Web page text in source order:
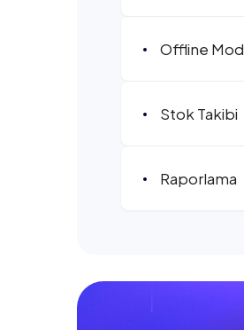
Offline Mod
Stok Takibi
Raporlama